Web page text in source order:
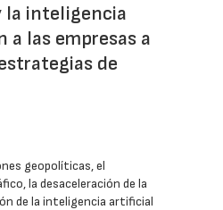
la inteligencia
las empresas a
de
geopolíticas, el
la desaceleración de la
de la inteligencia artificial